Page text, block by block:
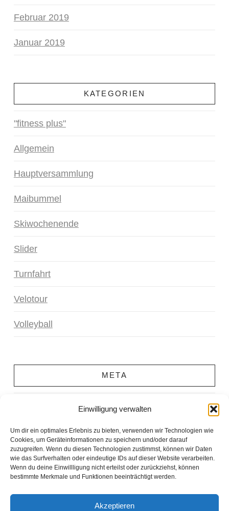
Einwilligung verwalten
Um dir ein optimales Erlebnis zu bieten, verwenden wir Technologien wie
Cookies, um Geräteinformationen zu speichern und/oder darauf
zuzugreifen. Wenn du diesen Technologien zustimmst, können wir Daten
wie das Surfverhalten oder eindeutige IDs auf dieser Website verarbeiten.
Wenn du deine Einwillligung nicht erteilst oder zurückziehst, können
bestimmte Merkmale und Funktionen beeinträchtigt werden.
Akzeptieren
Februar 2019
Januar 2019
KATEGORIEN
"fitness plus"
Allgemein
Hauptversammlung
Maibummel
Skiwochenende
Slider
Turnfahrt
Velotour
Volleyball
META
Eintrags-Feed
Kommentar-Feed
WordPress.org